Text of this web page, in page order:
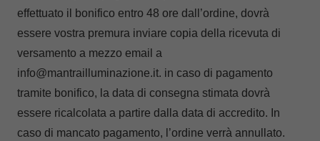
effettuato il bonifico entro 48 ore dall’ordine, dovrà
essere vostra premura inviare copia della ricevuta di
versamento a mezzo email a
info@mantrailluminazione.it. in caso di pagamento
tramite bonifico, la data di consegna stimata dovrà
essere ricalcolata a partire dalla data di accredito. In
caso di mancato pagamento, l’ordine verrà annullato.